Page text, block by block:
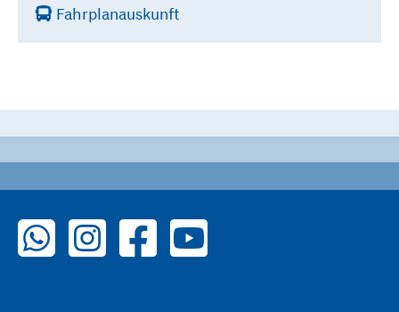
Fahrplanauskunft
zu WhatsAppzu Instagramzu Facebook
zu YouTube